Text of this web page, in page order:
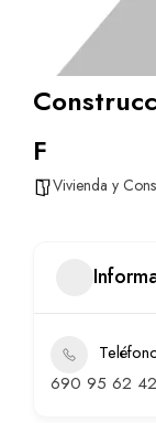
F
Vivienda y
690 95 62 42